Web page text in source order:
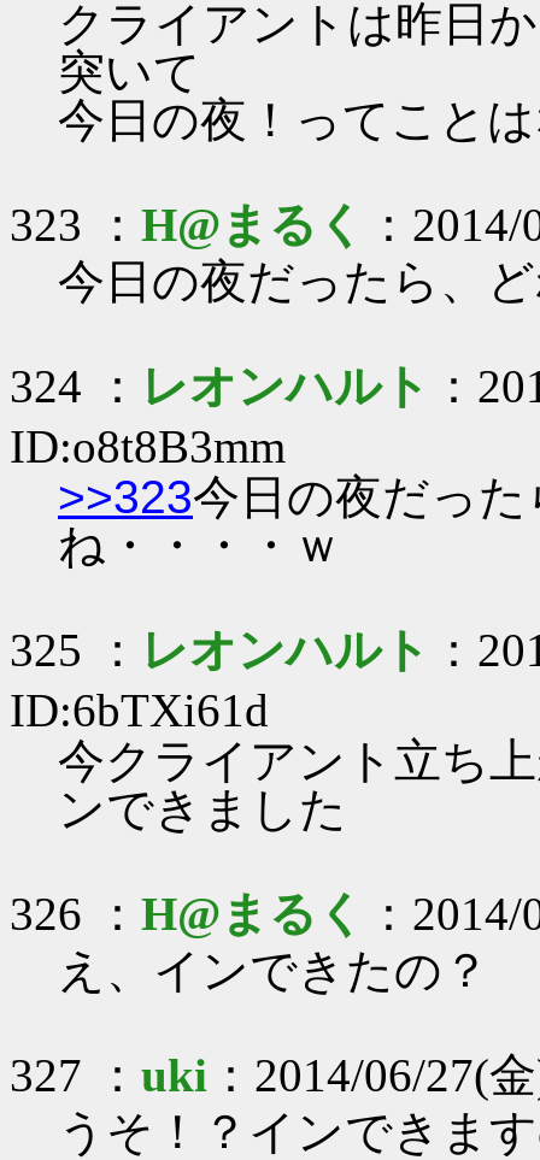
クライアントは昨日
突いて
今日の夜！ってこと
323 ： H@まるく
：
今日の夜だったら、
324 ： レオンハルト ：
ID:o8t8B3mm
>>323今日の夜だっ
ね・・・・ｗ
325 ： レオンハルト ：
ID:6bTXi61d
今クライアント立ち
ンできました
326 ： H@まるく
：
え、インできたの？
327 ： uki ：2014/06/27(
うそ！？インできま